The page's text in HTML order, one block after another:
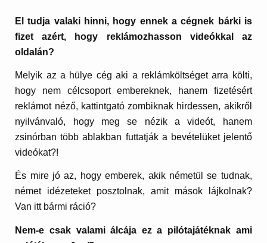
El tudja valaki hinni, hogy ennek a cégnek bárki is
fizet azért, hogy reklámozhasson videókkal az
oldalán?
Melyik az a hülye cég aki a reklámköltséget arra költi,
hogy nem célcsoport embereknek, hanem fizetésért
reklámot néző, kattintgató zombiknak hirdessen, akikről
nyilvánvaló, hogy meg se nézik a videót, hanem
zsinórban több ablakban futtatják a bevételüket jelentő
videókat?!
És mire jó az, hogy emberek, akik németül se tudnak,
német idézeteket posztolnak, amit mások lájkolnak?
Van itt bármi ráció?
Nem-e csak valami álcája ez a pilótajátéknak ami